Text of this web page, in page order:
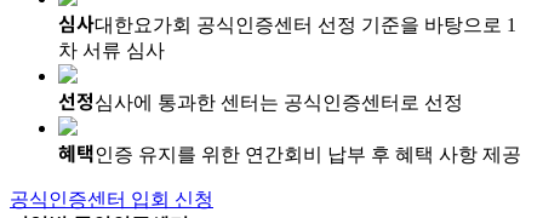
심사대한요가회 공식인증센터 선정 기준을 바탕으로 1
차 서류 심사
선정심사에 통과한 센터는 공식인증센터로 선정
혜택인증 유지를 위한 연간회비 납부 후 혜택 사항 제공
공식인증센터 입회 신청